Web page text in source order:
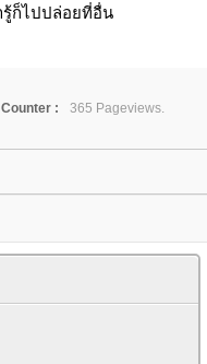
รู้ก็ไปปล่อยที่อื่น
Counter :
365 Pageviews.